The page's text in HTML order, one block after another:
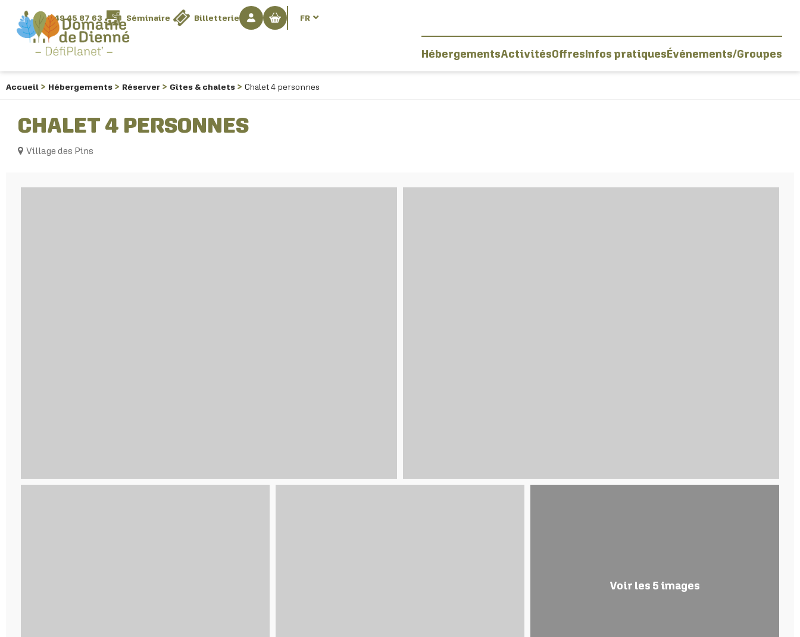
05 49 45 87 63 Séminaire Billetterie FR
HébergementsActivitésOffresInfos pratiquesÉvénements/Groupes
Accueil Hébergements Réserver Gîtes & chalets Chalet 4 personnes
CHALET 4 PERSONNES
Village des Pins
Voir les 5 images